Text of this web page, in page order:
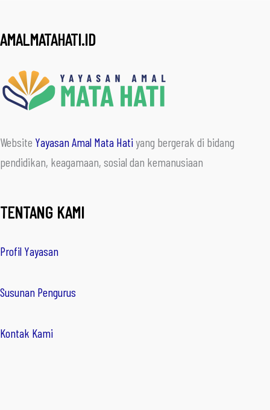
AMALMATAHATI.ID
Website Yayasan Amal Mata Hatiyang bergerak di bidang
pendidikan, keagamaan, sosial dan kemanusiaan
TENTANG KAMI
Profil Yayasan
Susunan Pengurus
Kontak Kami